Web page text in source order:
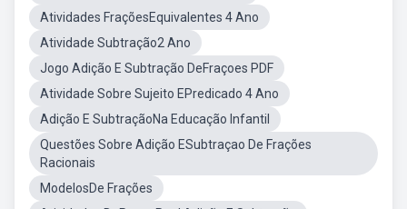
Atividades FraçõesEquivalentes 4 Ano
Atividade Subtração2 Ano
Jogo Adição E Subtração DeFraçoes PDF
Atividade Sobre Sujeito EPredicado 4 Ano
Adição E SubtraçãoNa Educação Infantil
Questões Sobre Adição ESubtraçao De Frações
Racionais
ModelosDe Frações